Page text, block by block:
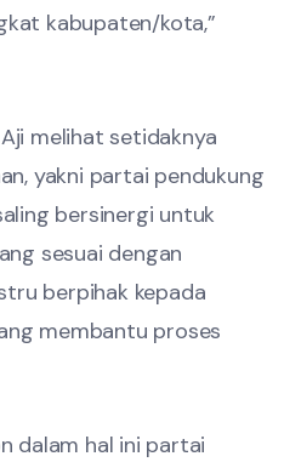
kabupaten/kota,”
melihat setidaknya
yakni partai pendukung
bersinergi untuk
sesuai dengan
berpihak kepada
membantu proses
dalam hal ini partai